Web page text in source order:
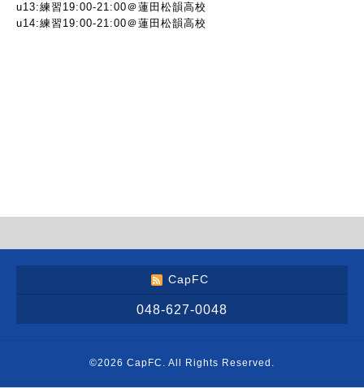
u13:練習19:00-21:00＠蓮田松韻高校
u14:練習19:00-21:00＠蓮田松韻高校
CapFC
048-627-0048
©2026 CapFC . All Rights Reserved.